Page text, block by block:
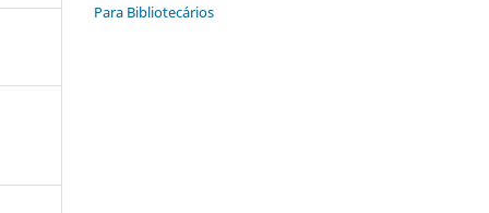
Para Bibliotecários